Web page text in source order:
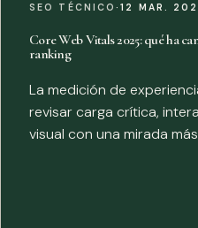
SEO TÉCNICO·12 MAR.
Core Web Vitals 2025: qué ha
ranking
La medición de
revisar carga crítica,
visual con una mirada